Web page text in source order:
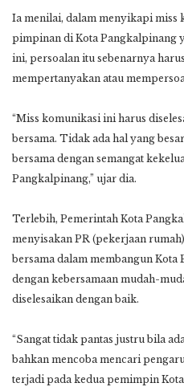
Ia menilai, dalam menyikapi miss
pimpinan di Kota Pangkalpinang
ini, persoalan itu sebenarnya
mempertanyakan atau
“Miss komunikasi ini harus
bersama. Tidak ada hal yang
bersama dengan semangat
Pangkalpinang,” ujar dia.
Terlebih, Pemerintah Kota
menyisakan PR (pekerjaan
bersama dalam membangun
dengan kebersamaan mudah-
diselesaikan dengan baik.
“Sangat tidak pantas justru bila
bahkan mencoba mencari
terjadi pada kedua pemimpin